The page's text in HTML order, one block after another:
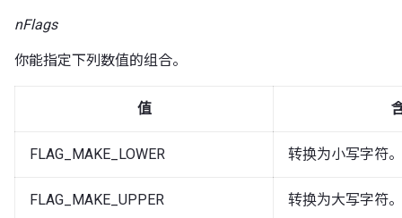
nFlags
你能指定下列数值的组合。
值
FLAG_MAKE_LOWER 转换为小写字符。
FLAG_MAKE_UPPER 转换为大写字符。